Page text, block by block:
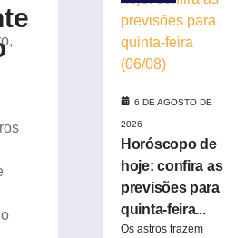
confessar
crime
Militar
6 DE AGOSTO DE
2026
Horóscopo de
hoje: confira as
previsões para
quinta-feira...
Os astros trazem